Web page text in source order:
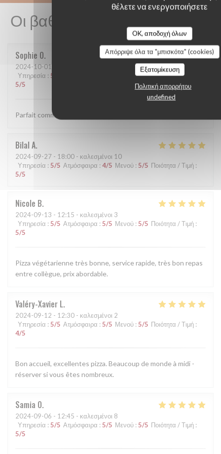
θέλετε να ενεργοποιήσετε
OK, αποδοχή όλων
Απόρριψε όλα τα "μπισκότα" (cookies)
Εξατομίκευση
Πολιτική απορρήτου
undefined
Οι βαθμολογίες πελατών μας
Sophie O
2024-10-01
Υπηρεσία : 5 :4/5 Ποιότητα / Τιμή
5/5
Parfait comme d’habitude tant culinairement que par l’accueil
Bilal A
2024-09-27 - 18:00 - καλεσμένοι 10
Υπηρεσία : 5/5 Ατμόσφαιρα : 4/5 Μενού : 5/5 Ποιότητα / Τιμή :
5/5
Nicole B
2024-09-13 - 12:15 - καλεσμένοι 3
Υπηρεσία : 5/5 Ατμόσφαιρα : 5/5 Μενού : 5/5 Ποιότητα / Τιμή :
5/5
Pizza végétarienne très bonne, service rapide, très bon repas
entre collègue, prix abordable.
Valéry-Xavier L
2024-09-12 - 12:30 - καλεσμένοι 2
Υπηρεσία : 5/5 Ατμόσφαιρα : 5/5 Μενού : 5/5 Ποιότητα / Τιμή :
4/5
Bon accueil, excellentes pizza. Beaucoup de monde à midi -
réserver si vous êtes nombreux.
Samia O
2024-09-06 - 12:45 - καλεσμένοι 8
Υπηρεσία : 5/5 Ατμόσφαιρα : 5/5 Μενού : 5/5 Ποιότητα / Τιμή :
5/5